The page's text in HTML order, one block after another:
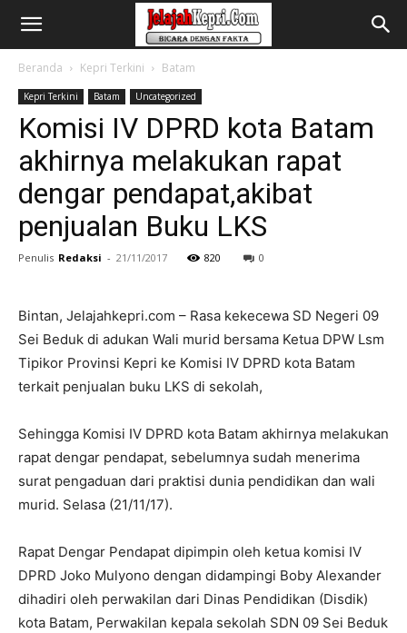
Beranda Kepri Terkini Batam
Kepri Terkini Batam Uncategorized
Komisi IV DPRD kota Batam
akhirnya melakukan rapat
dengar pendapat,akibat
penjualan Buku LKS
Penulis Redaksi - 21/11/2017 820 0
Bintan, Jelajahkepri.com – Rasa kekecewa SD Negeri 09
Sei Beduk di adukan Wali murid bersama Ketua DPW Lsm
Tipikor Provinsi Kepri ke Komisi IV DPRD kota Batam
terkait penjualan buku LKS di sekolah,
Sehingga Komisi IV DPRD kota Batam akhirnya melakukan
rapat dengar pendapat, sebelumnya sudah menerima
surat pengaduan dari praktisi dunia pendidikan dan wali
murid. Selasa (21/11/17).
Rapat Dengar Pendapat dipimpin oleh ketua komisi IV
DPRD Joko Mulyono dengan didampingi Boby Alexander
dihadiri oleh perwakilan dari Dinas Pendidikan (Disdik)
kota Batam, Perwakilan kepala sekolah SDN 09 Sei Beduk